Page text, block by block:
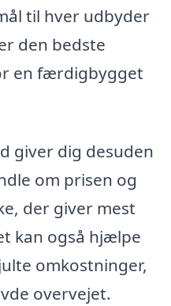
til hver udbyder
den bedste
en færdigbygget
giver dig desuden
om prisen og
der giver mest
kan også hjælpe
omkostninger,
overvejet.